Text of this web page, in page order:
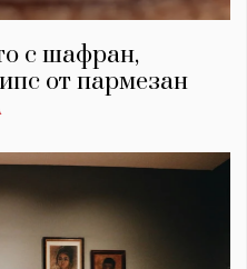
с шафран,
от пармезан